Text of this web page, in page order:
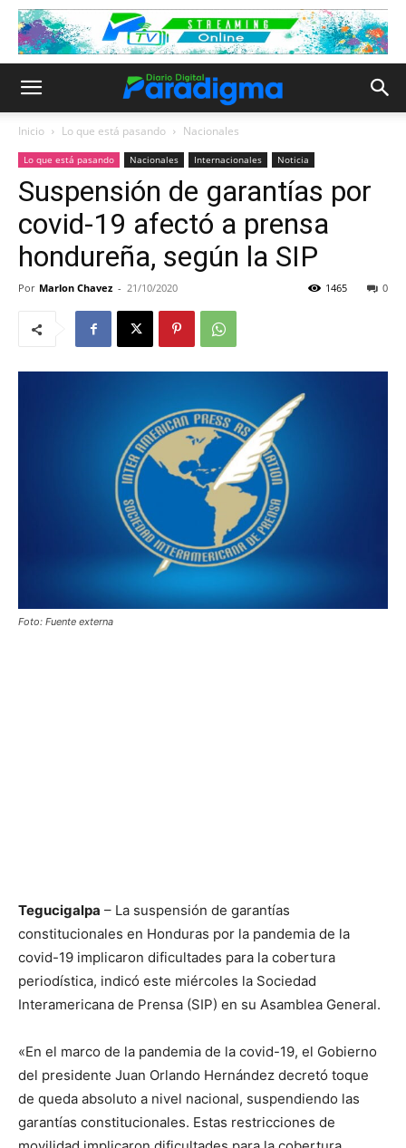
Inicio Lo que está pasando Nacionales
Lo que está pasando Nacionales Internacionales Noticia
Suspensión de garantías por
covid-19 afectó a prensa
hondureña, según la SIP
Por Marlon Chavez - 21/10/2020 0
1465
Foto: Fuente externa
Tegucigalpa – La suspensión de garantías
constitucionales en Honduras por la pandemia de la
covid-19 implicaron dificultades para la cobertura
periodística, indicó este miércoles la Sociedad
Interamericana de Prensa (SIP) en su Asamblea General.
«En el marco de la pandemia de la covid-19, el Gobierno
del presidente Juan Orlando Hernández decretó toque
de queda absoluto a nivel nacional, suspendiendo las
garantías constitucionales. Estas restricciones de